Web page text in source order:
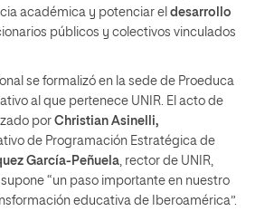
académica y potenciar el desarrollo
públicos y colectivos vinculados
se formalizó en la sede de Proeduca
al que pertenece UNIR. El acto de
por Christian Asinelli,
de Programación Estratégica de
García-Peñuela , rector de UNIR,
“un paso importante en nuestro
educativa de Iberoamérica”.